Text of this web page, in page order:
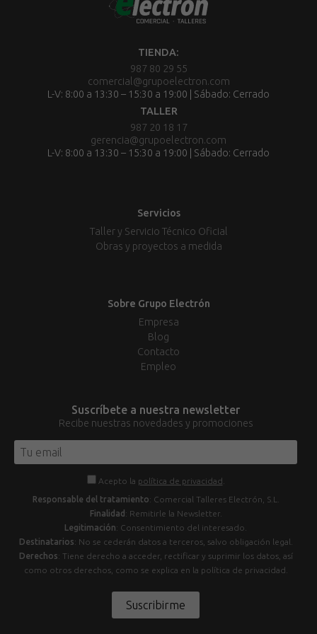
TIENDA:
987 80 29 55
comercial@grupoelectron.com
L-V: 8:00 a 13:30 – 15:30 a 19:00 | Sábado: Cerrado
TALLER
987 20 18 17
gerencia@grupoelectron.com
L-V: 8:00 a 13:30 – 15:30 a 19:00 | Sábado: Cerrado
Servicios
Taller y Servicio Técnico Oficial
Obras y proyectos a medida
Sobre Grupo Electrón
Empresa
Blog
Contacto
Empleo
Suscríbete a nuestra newsletter
Recibe nuestras novedades y promociones
Acepto la política de privacidad
Responsable del tratamiento: Comercial Talleres Electrón, S.L.
Finalidad : Remitirle la Newsletter.
Legitimación: Consentimiento del interesado.
Destinatarios: No se cederán datos a terceros, salvo obligación legal.
Derechos: Tiene derecho a acceder, rectificar y suprimir los datos, así
como otros derechos, como se explica en la política de privacidad.
Suscribirme